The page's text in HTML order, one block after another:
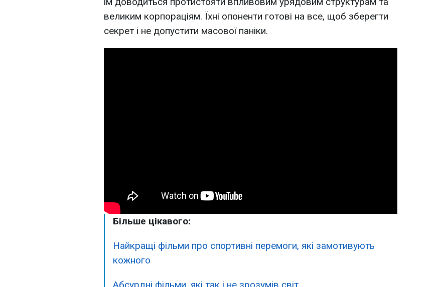
великим корпораціям. Їхні опоненти готові на все, щоб зберегти
секрет і не допустити масової паніки.
Більше цікавого:
Найкращі фільми про спортивні перемоги, які замотивують
кожного
Абсурдні фільми, які так і не зрозумів світ